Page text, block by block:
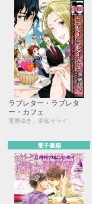
ラブレター・ラブレタ
ー・カフェ
雪居ゆき、幸知サライ
電子書籍